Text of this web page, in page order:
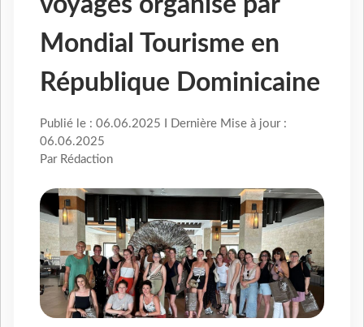
Mondial Tourisme en
République Dominicaine
Publié le : 06.06.2025 I Dernière Mise à jour :
06.06.2025
Par Rédaction